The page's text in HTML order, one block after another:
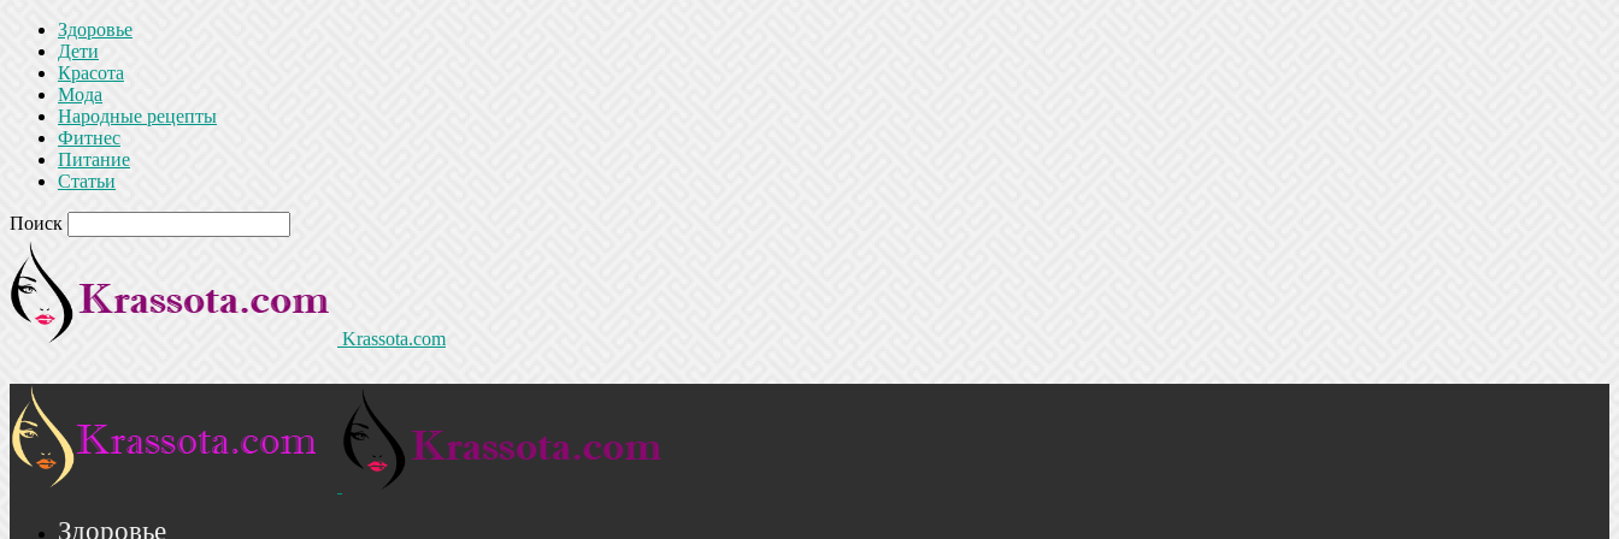
Здоровье
Дети
Красота
Мода
Народные рецепты
Фитнес
Питание
Статьи
Поиск
Krassota.com
Здоровье